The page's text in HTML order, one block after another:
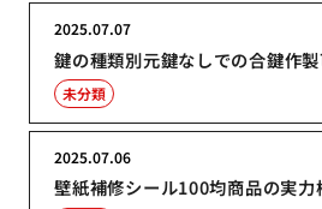
鍵の種類別元鍵なしでの合鍵作
2025.07.07
未分類
壁紙補修シール100均商品の実力
2025.07.06